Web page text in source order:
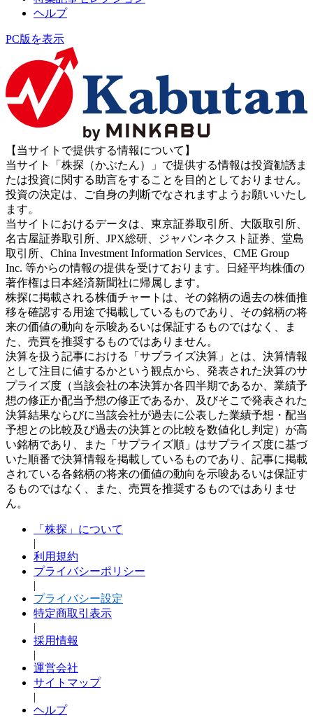
ヘルプ
PC版を表示
【当サイトで提供する情報について】
当サイト「株探（かぶたん）」で提供する情報は投資勧誘ま
たは投資に関する助言をすることを目的としておりません。
投資の決定は、ご自身の判断でなされますようお願いいたし
ます。
当サイトにおけるデータは、東京証券取引所、大阪取引所、
名古屋証券取引所、JPX総研、ジャパンネクスト証券、堂島
取引所、China Investment Information Services、CME Group
Inc. 等からの情報の提供を受けております。日経平均株価の
著作権は日本経済新聞社に帰属します。
株探に掲載される株価チャートは、その銘柄の過去の株価推
移を確認する用途で掲載しているものであり、その銘柄の将
来の価値の動向を示唆あるいは保証するものではなく、ま
た、売買を推奨するものではありません。
決算を扱う記事における「サプライズ決算」とは、決算情報
として注目に値するかという観点から、発表された決算のサ
プライズ度（当該会社の本決算か各四半期であるか、業績予
想の修正か配当予想の修正であるか、及びそこで発表された
決算結果ならびに当該会社が過去に公表した業績予想・配当
予想との比較及び過去の決算との比較を数値化し判定）が高
い銘柄であり、また「サプライズ順」はサプライズ度に基づ
いた順番で決算情報を掲載しているものであり、記事に掲載
されている各銘柄の将来の価値の動向を示唆あるいは保証す
るものではなく、また、売買を推奨するものではありませ
ん。
「株探」について
|
利用規約
プライバシーポリシー
|
プライバシー設定
特定商取引表示
|
採用情報
|
運営会社
サイトマップ
|
ヘルプ